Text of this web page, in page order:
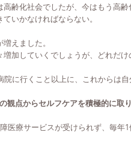
齢化社会でしたが、今はもう高齢
いかなければならない。
えました。
加していくでしょうが、どれだけ
に行くこと以上に、これからは自
観点からセルフケアを積極的に取
医療サービスが受けられず、毎